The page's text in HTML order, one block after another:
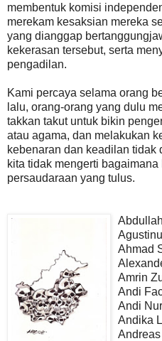
membentuk komisi
merekam kesaksian mereka
yang dianggap
kekerasan tersebut, serta
pengadilan.
Kami percaya selama orang
lalu, orang-orang yang dulu
takkan takut untuk bikin
atau agama, dan melakukan
kebenaran dan keadilan tidak
kita tidak mengerti
persaudaraan yang tulus.
Ahmad
Amrin
Andi
Andi
Andika